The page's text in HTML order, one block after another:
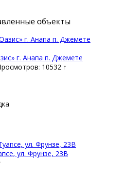
объекты
г. Анапа п. Джемете
10532 ↑
ул. Фрунзе, 23В